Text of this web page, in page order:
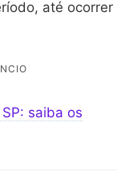
até ocorrer
saiba os